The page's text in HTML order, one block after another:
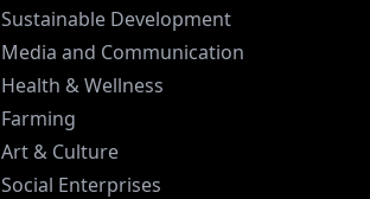
Sustainable Development
Media and Communication
Health & Wellness
Farming
Art & Culture
Social Enterprises